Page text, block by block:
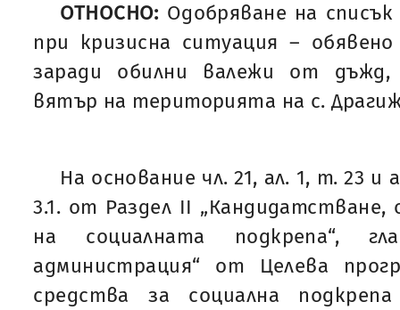
ОТНОСНО: Одобряване на
при кризисна ситуация –
заради обилни валежи от дъжд,
вятър на територията на с.
На основание чл. 21, ал. 1, т. 23
3.1. от Раздел II
на социалната подкрепа“,
администрация“ от Целева
средства за социална